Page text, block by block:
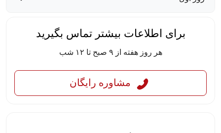
برای اطلاعات بیشتر تماس بگیرید
هر روز هفته از ۹ صبح تا ۱۲ شب
مشاوره رایگان